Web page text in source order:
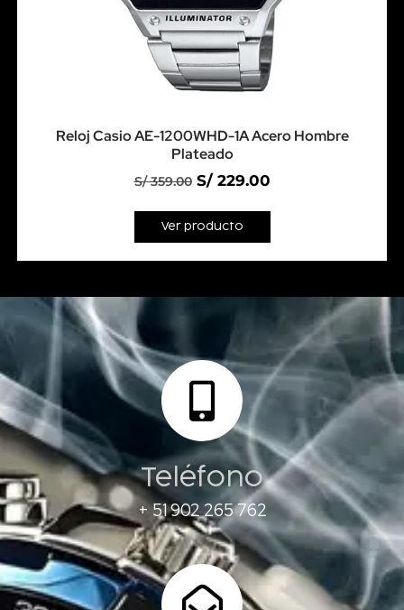
Reloj Casio AE-1200WHD-1A Acero Hombre
Plateado
S/359.00 S/229.00
Ver producto
Teléfono
+ 51 902 265 762